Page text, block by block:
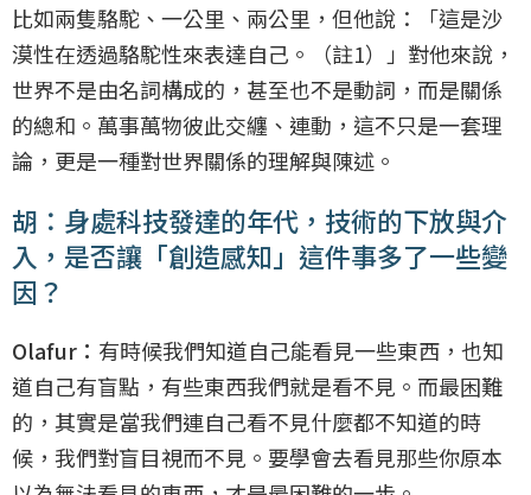
比如兩隻駱駝、一公里、兩公里，但他說：「這是沙
漠性在透過駱駝性來表達自己。（註1）」對他來說，
世界不是由名詞構成的，甚至也不是動詞，而是關係
的總和。萬事萬物彼此交纏、連動，這不只是一套理
論，更是一種對世界關係的理解與陳述。
胡：身處科技發達的年代，技術的下放與介
入，是否讓「創造感知」這件事多了一些變
因？
Olafur： 有時候我們知道自己能看見一些東西，也知
道自己有盲點，有些東西我們就是看不見。而最困難
的，其實是當我們連自己看不見什麼都不知道的時
候，我們對盲目視而不見。要學會去看見那些你原本